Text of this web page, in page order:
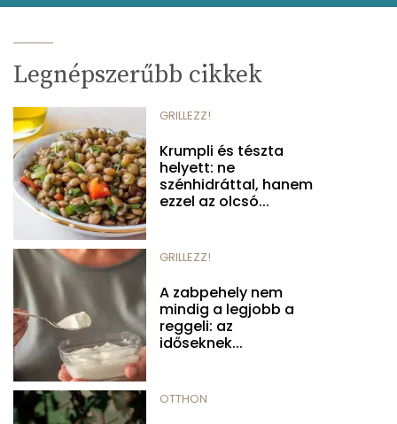
Legnépszerűbb cikkek
GRILLEZZ!
Krumpli és tészta
helyett: ne
szénhidráttal, hanem
ezzel az olcsó...
GRILLEZZ!
A zabpehely nem
mindig a legjobb a
reggeli: az
időseknek...
OTTHON